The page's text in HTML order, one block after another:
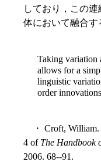
しており，この
体において融合す
Taking variation
allows for a
linguistic
order
・ Croft, William.
4 of The Handbook
2006. 68--91.